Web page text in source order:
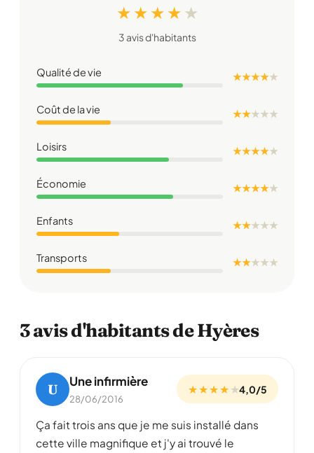
★ ★ ★ ★ ★
3 avis d'habitants
Qualité de vie ★ ★ ★ ★★
Coût de la vie ★ ★★★★
Loisirs ★ ★ ★ ★★
Économie ★ ★ ★ ★★
Enfants ★ ★★★★
Transports ★ ★★★★
3 avis d'habitants de Hyères
U Une infirmière
28/06/2016
★ ★ ★ ★★4,0/5
Ça fait trois ans que je me suis installé dans
cette ville magnifique et j'y ai trouvé le